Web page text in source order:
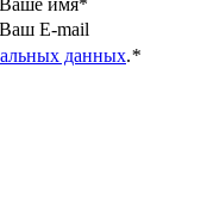
Ваш E-mail
данных.*